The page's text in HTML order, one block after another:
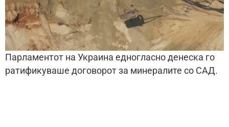
Парламентот на Украина едногласно денеска го
ратификуваше договорот за минералите со САД.